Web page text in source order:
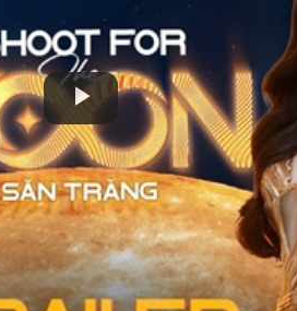
Play
Video